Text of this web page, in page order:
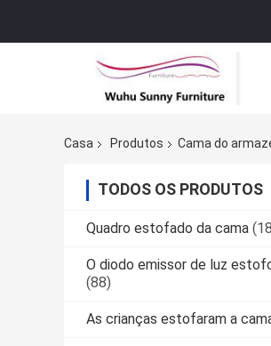
Casa
Produtos Cama do
TODOS OS PRODUTOS
Quadro estofado da cama
O diodo emissor de luz
(88)
As crianças estofaram a